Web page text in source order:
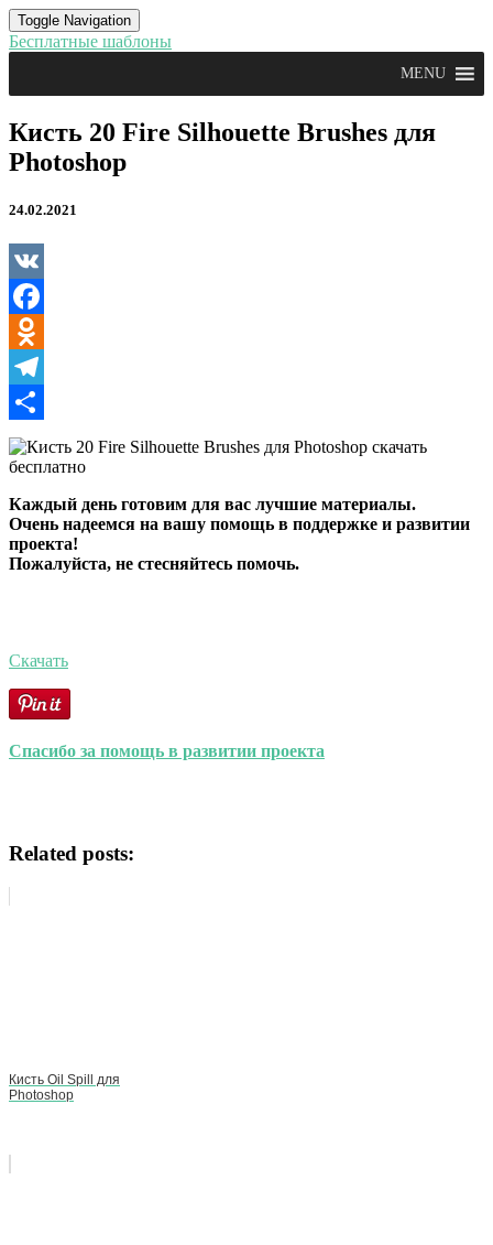
Toggle Navigation
Бесплатные шаблоны
MENU
Кисть
20
Fire
Brushes
Photoshop
Кисть 20 Fire Silhouette Brushes для
Photoshop
24.02.2021
VK
Facebook
Odnoklassniki
Telegram
Отправить
Каждый день готовим для вас лучшие материалы.
Очень надеемся на вашу помощь в поддержке и развитии
проекта!
Пожалуйста, не стесняйтесь помочь.
Скачать
Спасибо за помощь в развитии проекта
Related posts:
Кисть Oil Spill для
Photoshop